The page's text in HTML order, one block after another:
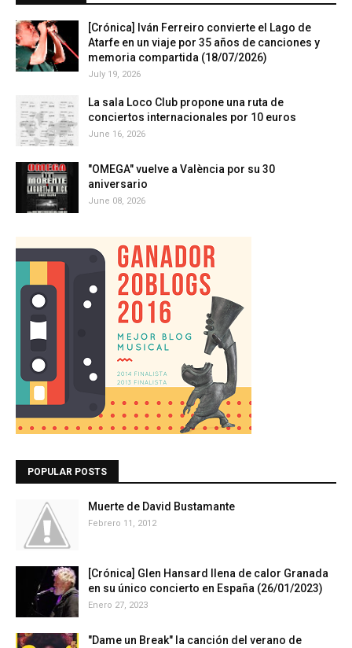
[Crónica] Iván Ferreiro convierte el Lago de
Atarfe en un viaje por 35 años de canciones y
memoria compartida (18/07/2026)
July 19, 2026
La sala Loco Club propone una ruta de
conciertos internacionales por 10 euros
June 16, 2026
"OMEGA" vuelve a València por su 30
aniversario
June 08, 2026
POPULAR POSTS
Muerte de David Bustamante
Febrero 11, 2012
[Crónica] Glen Hansard llena de calor Granada
en su único concierto en España (26/01/2023)
Enero 27, 2023
"Dame un Break" la canción del verano de